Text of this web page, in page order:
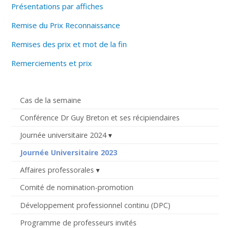
Cas de la semaine
Conférence Dr Guy Breton et ses récipiendaires
Journée universitaire 2024
Journée Universitaire 2023
Affaires professorales
Comité de nomination-promotion
Développement professionnel continu (DPC)
Programme de professeurs invités
Présentations par affiches
Remise du Prix Reconnaissance
Remises des prix et mot de la fin
Remerciements et prix